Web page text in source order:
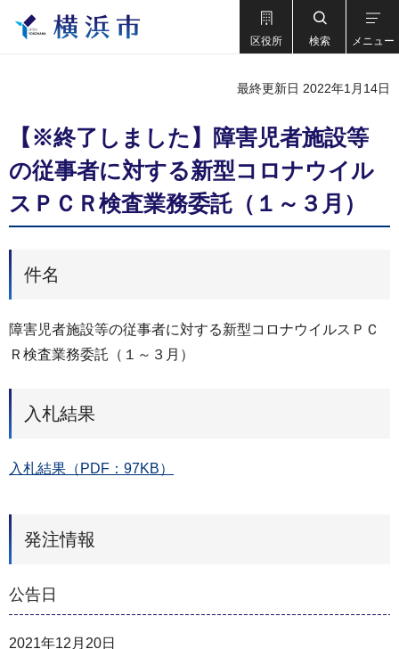
区役所 検索 メニュー
最終更新日 2022年1月14日
【※終了しました】障害児者施設等
の従事者に対する新型コロナウイル
スＰＣＲ検査業務委託（１～３月）
件名
障害児者施設等の従事者に対する新型コロナウイルスＰＣ
Ｒ検査業務委託（１～３月）
入札結果
入札結果（PDF：97KB）
発注情報
公告日
2021年12月20日